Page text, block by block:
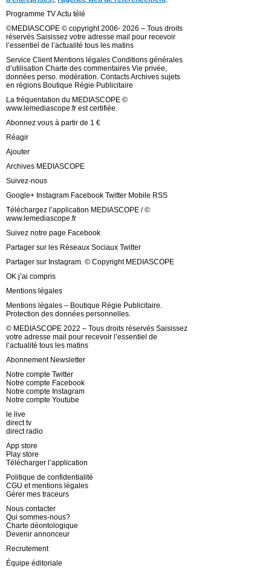
Programme TV Actu télé
©MEDIASCOPE © copyright 2006- 2026 – Tous droits
réservés Saisissez votre adresse mail pour recevoir
l’essentiel de l’actualité tous les matins
Service Client Mentions légales Conditions générales
d’utilisation Charte des commentaires Vie privée,
données perso. modération. Contacts Archives sujets
en régions Boutique Régie Publicitaire
La fréquentation du MEDIASCOPE ©
www.lemediascope.fr est certifiée.
Abonnez vous à partir de 1 €
Réagir
Ajouter
Archives MEDIASCOPE
Suivez-nous
Google+ Instagram Facebook Twitter Mobile RSS
Téléchargez l’application MEDIASCOPE / ©
www.lemediascope.fr
Suivez notre page Facebook
Partager sur les Réseaux Sociaux Twitter
Partager sur Instagram. © Copyright MEDIASCOPE
OK j’ai compris
Mentions légales
Mentions légales – Boutique Régie Publicitaire.
Protection des données personnelles.
© MEDIASCOPE 2022 – Tous droits réservés Saisissez
votre adresse mail pour recevoir l’essentiel de
l’actualité tous les matins
Abonnement Newsletter
Notre compte Twitter
Notre compte Facebook
Notre compte Instagram
Notre compte Youtube
le live
direct tv
direct radio
App store
Play store
Télécharger l’application
Politique de confidentialité
CGU et mentions légales
Gérer mes traceurs
Nous contacter
Qui sommes-nous?
Charte déontologique
Devenir annonceur
Recrutement
Équipe éditoriale